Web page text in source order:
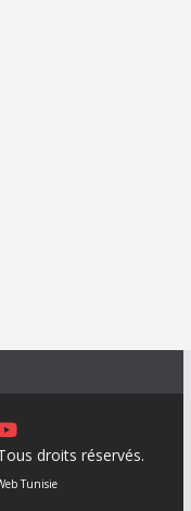
droits réservés.
Tunisie